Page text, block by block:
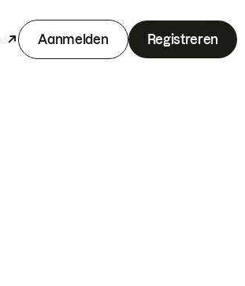
Aanmelden Registreren